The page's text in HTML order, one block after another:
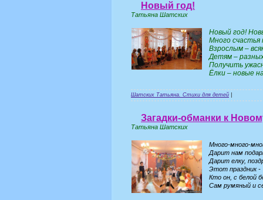
Новый год!
Татьяна Шатских
Новый год!
Много счастья
Взрослым –
Детям –
Получить
Ёлки – новые
Шатских Татьяна. Стихи для детей
Загадки-обманки к
Татьяна Шатских
Много-много-
Дарит нам
Дарит елку,
Этот праздник
Кто он, с белой
Сам румяный и